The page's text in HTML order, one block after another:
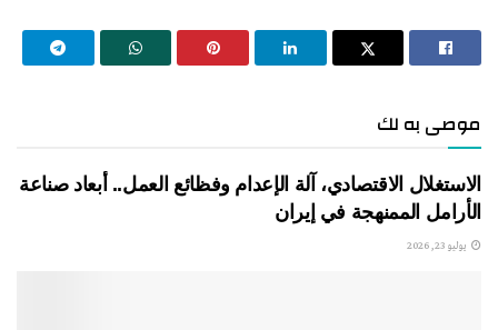
موصى به لك
الاستغلال الاقتصادي، آلة الإعدام وفظائع العمل.. أبعاد صناعة
الأرامل الممنهجة في إيران
يوليو 23, 2026